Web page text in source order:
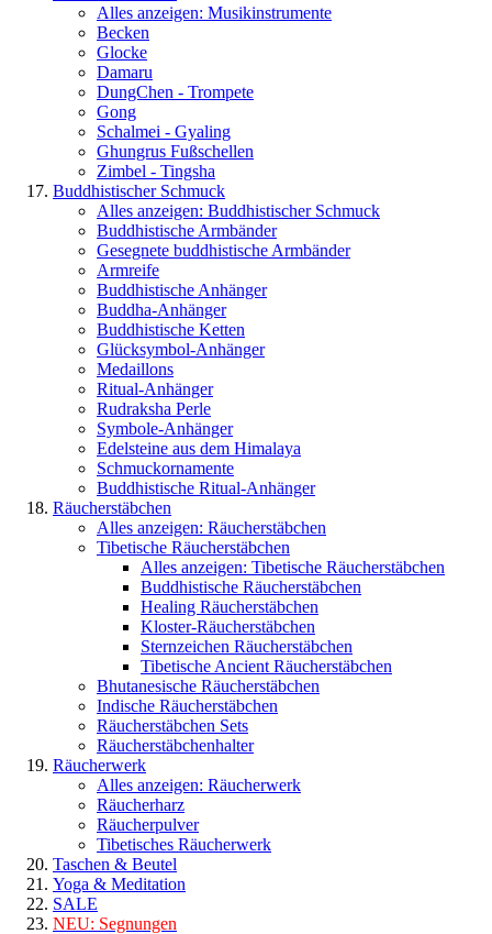
Alles anzeigen: Musikinstrumente
Becken
Glocke
Damaru
DungChen - Trompete
Gong
Schalmei - Gyaling
Ghungrus Fußschellen
Zimbel - Tingsha
Buddhistischer Schmuck
Alles anzeigen: Buddhistischer Schmuck
Buddhistische Armbänder
Gesegnete buddhistische Armbänder
Armreife
Buddhistische Anhänger
Buddha-Anhänger
Buddhistische Ketten
Glücksymbol-Anhänger
Medaillons
Ritual-Anhänger
Rudraksha Perle
Symbole-Anhänger
Edelsteine aus dem Himalaya
Schmuckornamente
Buddhistische Ritual-Anhänger
Räucherstäbchen
Alles anzeigen: Räucherstäbchen
Tibetische Räucherstäbchen
Alles anzeigen: Tibetische Räucherstäbchen
Buddhistische Räucherstäbchen
Healing Räucherstäbchen
Kloster-Räucherstäbchen
Sternzeichen Räucherstäbchen
Tibetische Ancient Räucherstäbchen
Bhutanesische Räucherstäbchen
Indische Räucherstäbchen
Räucherstäbchen Sets
Räucherstäbchenhalter
Räucherwerk
Alles anzeigen: Räucherwerk
Räucherharz
Räucherpulver
Tibetisches Räucherwerk
Taschen & Beutel
Yoga & Meditation
SALE
NEU: Segnungen